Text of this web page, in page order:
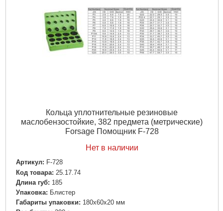
Кольца уплотнительные резиновые
маслобензостойкие, 382 предмета (метрические)
Forsage Помощник F-728
Нет в наличии
Артикул: F-728
Код товара: 25.17.74
Длина губ: 185
Упаковка: Блистер
Габариты упаковки: 180x60x20 мм